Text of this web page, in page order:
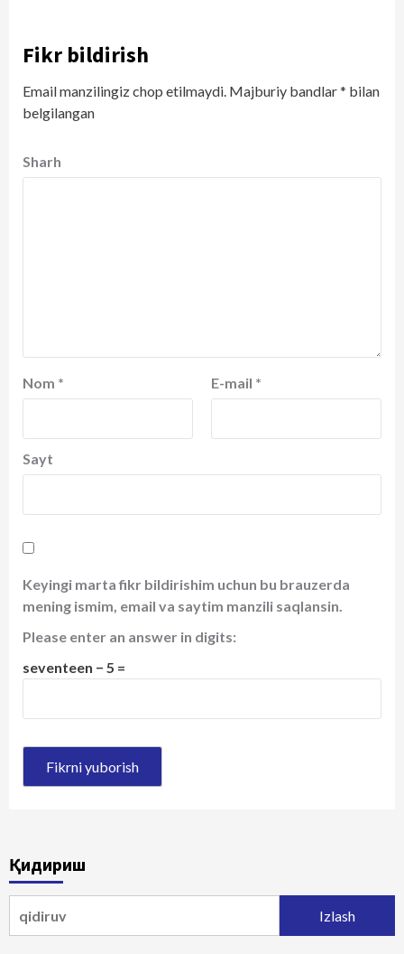
Fikr bildirish
Email manzilingiz chop etilmaydi. Majburiy bandlar* bilan
belgilangan
Sharh
Nom * E-mail *
Sayt
Keyingi marta fikr bildirishim uchun bu brauzerda
mening ismim, email va saytim manzili saqlansin.
Please enter an answer in digits:
seventeen − 5 =
Қидириш